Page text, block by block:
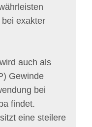
exakter
auch als
Gewinde
bei
findet.
eine steilere